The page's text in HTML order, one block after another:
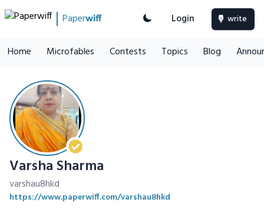
Paperwiff Login write
Home Microfables Contests Topics Blog
Varsha Sharma
varshau8hkd
https://www.paperwiff.com/varshau8hkd